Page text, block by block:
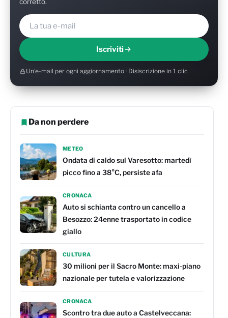
corretto.
Iscriviti
Un'e-mail per ogni aggiornamento · Disiscrizione in 1 clic
Da non perdere
METEO
Ondata di caldo sul Varesotto: martedì
picco fino a 38°C, persiste afa
CRONACA
Auto si schianta contro un cancello a
Besozzo: 24enne trasportato in codice
giallo
CULTURA
30 milioni per il Sacro Monte: maxi-piano
nazionale per tutela e valorizzazione
CRONACA
Scontro tra due auto a Castelveccana: